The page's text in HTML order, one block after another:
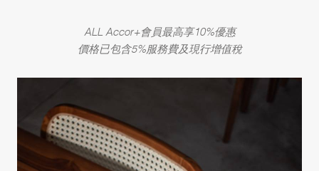
ALL Accor+會員最高享10%優惠
價格已包含5%服務費及現行增值稅